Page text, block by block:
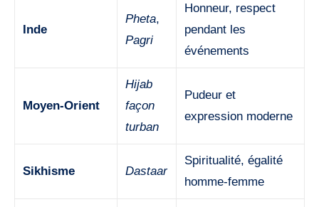
Inde
Pheta,
Pagri
Honneur, respect
pendant les
événements
Moyen-Orient
Hijab
façon
turban
Pudeur et
expression moderne
Sikhisme Dastaar
Spiritualité, égalité
homme-femme